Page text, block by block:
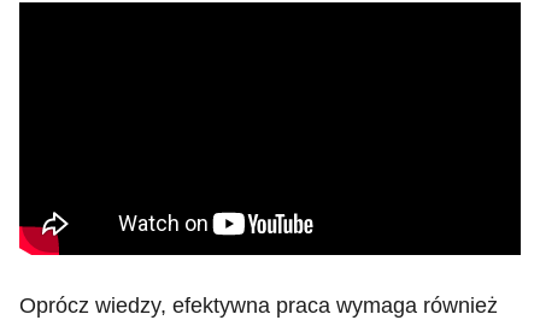
Oprócz wiedzy, efektywna praca wymaga również